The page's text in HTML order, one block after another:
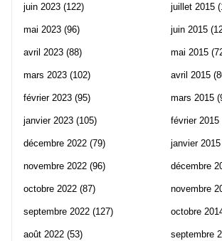
juin 2023 (122)
mai 2023 (96)
avril 2023 (88)
mars 2023 (102)
février 2023 (95)
janvier 2023 (105)
décembre 2022 (79)
novembre 2022 (96)
octobre 2022 (87)
septembre 2022 (127)
août 2022 (53)
juillet 2015
juin 2015
mai 2015
avril 2015
mars 2015
février 2015
janvier 2015
décembre
novembre
octobre
septembre